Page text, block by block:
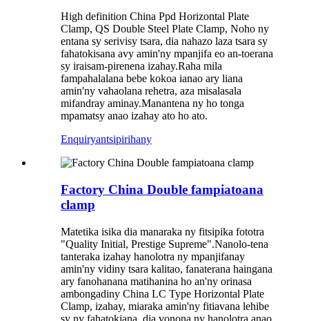
High definition China Ppd Horizontal Plate
Clamp, QS Double Steel Plate Clamp, Noho ny
entana sy serivisy tsara, dia nahazo laza tsara sy
fahatokisana avy amin'ny mpanjifa eo an-toerana
sy iraisam-pirenena izahay.Raha mila
fampahalalana bebe kokoa ianao ary liana
amin'ny vahaolana rehetra, aza misalasala
mifandray aminay.Manantena ny ho tonga
mpamatsy anao izahay ato ho ato.
Enquiryantsipirihany
Factory China Double fampiatoana
clamp
Matetika isika dia manaraka ny fitsipika fototra
"Quality Initial, Prestige Supreme".Nanolo-tena
tanteraka izahay hanolotra ny mpanjifanay
amin'ny vidiny tsara kalitao, fanaterana haingana
ary fanohanana matihanina ho an'ny orinasa
ambongadiny China LC Type Horizontal Plate
Clamp, izahay, miaraka amin'ny fitiavana lehibe
sy ny fahatokiana, dia vonona ny hanolotra anao